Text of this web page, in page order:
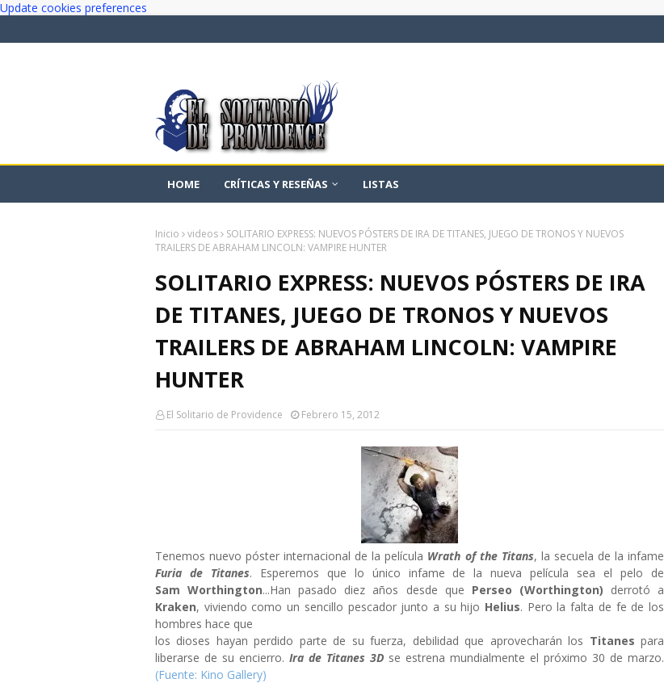
Update cookies preferences
HOME CRÍTICAS Y RESEÑAS LISTAS
Inicio videos
SOLITARIO EXPRESS: NUEVOS PÓSTERS DE IRA DE TITANES, JUEGO DE TRONOS Y NUEVOS
TRAILERS DE ABRAHAM LINCOLN: VAMPIRE HUNTER
SOLITARIO EXPRESS: NUEVOS PÓSTERS DE IRA
DE TITANES, JUEGO DE TRONOS Y NUEVOS
TRAILERS DE ABRAHAM LINCOLN: VAMPIRE
HUNTER
El Solitario de Providence Febrero 15, 2012
Tenemos nuevo póster internacional de la película Wrath of the Titans, la secuela de la infame
Furia de Titanes. Esperemos que lo único infame de la nueva película sea el pelo de
Sam Worthington...Han pasado diez años desde que Perseo (Worthington) derrotó a
Kraken, viviendo como un sencillo pescador junto a su hijo Helius. Pero la falta de fe de los
hombres hace que
los dioses hayan perdido parte de su fuerza, debilidad que aprovecharán los Titanes para
liberarse de su encierro. Ira de Titanes 3D se estrena mundialmente el próximo 30 de marzo.
(Fuente: Kino Gallery)